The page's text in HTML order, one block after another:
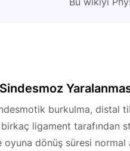
burkulma, distal
ligament tarafından
dönüş süresi